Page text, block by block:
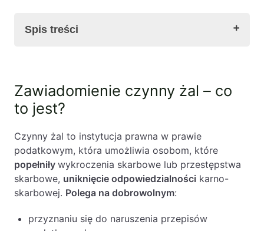
Spis treści
W jakich sytuacjach ma zastosowanie
zawiadomienie czynny żal?
Kto może skorzystać z czynnego żalu?
W jakiej formie złożyć zawiadomienie czynny
żal?
Jak napisać zawiadomienie czynny żal?
Czynny żal – załączniki do zawiadomienia
Warunki skuteczności czynnego żalu?
nieskuteczne?
Zawiadomienie czynny żal – co
to jest?
Czynny żal to instytucja prawna w prawie
podatkowym, która umożliwia osobom, które
popełniły wykroczenia skarbowe lub przestępstwa
skarbowe, uniknięcie odpowiedzialności karno-
skarbowej. Polega na dobrowolnym:
przyznaniu się do naruszenia przepisów